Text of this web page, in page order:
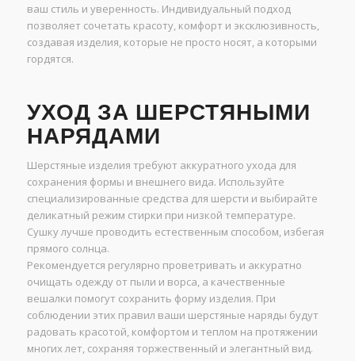
ваш стиль и уверенность. Индивидуальный подход
позволяет сочетать красоту, комфорт и эксклюзивность,
создавая изделия, которые не просто носят, а которыми
гордятся.
УХОД ЗА ШЕРСТЯНЫМИ
НАРЯДАМИ
Шерстяные изделия требуют аккуратного ухода для
сохранения формы и внешнего вида. Используйте
специализированные средства для шерсти и выбирайте
деликатный режим стирки при низкой температуре.
Сушку лучше проводить естественным способом, избегая
прямого солнца.
Рекомендуется регулярно проветривать и аккуратно
очищать одежду от пыли и ворса, а качественные
вешалки помогут сохранить форму изделия. При
соблюдении этих правил ваши шерстяные наряды будут
радовать красотой, комфортом и теплом на протяжении
многих лет, сохраняя торжественный и элегантный вид.